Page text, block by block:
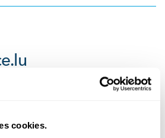
cookies.
liés aux réseaux sociaux.